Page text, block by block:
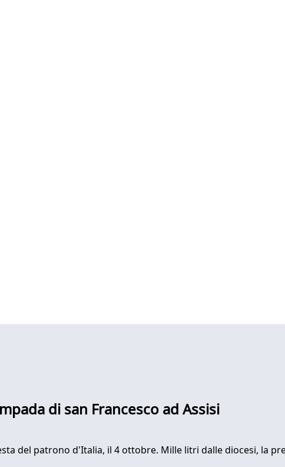
di san Francesco ad Assisi
del patrono d'Italia, il 4 ottobre. Mille litri dalle diocesi, la